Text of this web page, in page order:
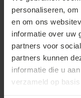
personaliseren,
en om ons
informatie over uw
partners voor
partners kunnen
informatie die u
verzameld op